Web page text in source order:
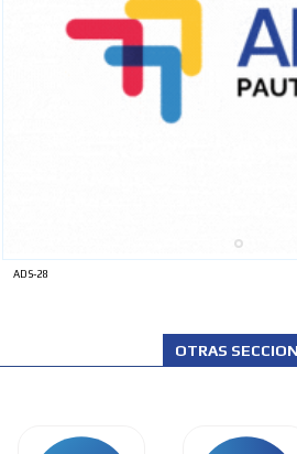
ADS-28
OTRAS